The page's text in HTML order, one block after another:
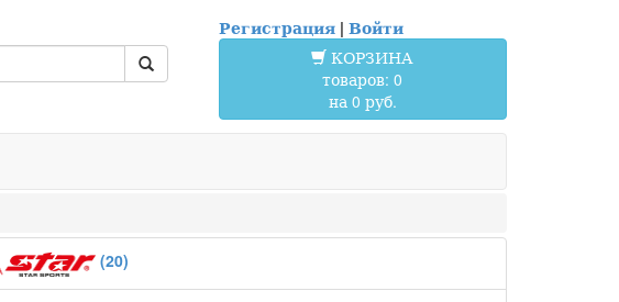
Регистрация| Войти
КОРЗИНА
товаров: 0
на 0 руб.
(20)